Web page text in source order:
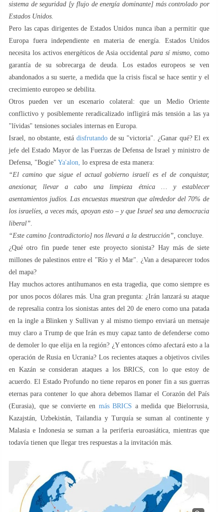
sistema de seguridad [y flujo de energía dominante] más controlado por
Estados Unidos.
Pero las capas dirigentes de Estados Unidos nunca iban a permitir que
Europa fuera independiente en materia de energía. Estados Unidos
necesita los activos energéticos de Asia occidental para sí mismo, como
garantía de su sobrecarga de deuda. Los estados europeos se ven
abandonados a su suerte, a medida que la crisis fiscal se hace sentir y el
crecimiento europeo se debilita.
Otros pueden ver un escenario colateral: que un Medio Oriente
conflictivo y posiblemente reradicalizado infligirá más tensión a las ya
"lívidas" tensiones sociales internas en Europa.
Israel, no obstante, está disfrutando de su "victoria". ¿Ganar qué? El ex
jefe del Estado Mayor de las Fuerzas de Defensa de Israel y ministro de
Defensa, "Bogie" Ya'alon, lo expresa de esta manera:
“El camino que sigue el actual gobierno israelí es el de conquistar,
anexionar, llevar a cabo una limpieza étnica … y establecer
asentamientos judíos. Las encuestas muestran que alrededor del 70% de
los israelíes, a veces más, apoyan esto – y que Israel sea una democracia
liberal”.
“Este camino [contradictorio] nos llevará a la destrucción”, concluye.
¿Qué otro fin puede tener este proyecto sionista? Hay más de siete
millones de palestinos entre el "Río y el Mar". ¿Van a desaparecer todos
del mapa?
Hay muchos actores antihumanos en esta tragedia, que como siempre es
por unos pocos dólares más. Una gran pregunta: ¿Irán lanzará su ataque
de represalia contra los sionistas antes del 20 de enero como una patada
en la ingle a Blinken y Sullivan y al mismo tiempo enviará un mensaje
muy claro a Trump de que Irán es muy capaz tanto de defenderse como
de demoler lo que elija en la región? ¿Y entonces cómo afectará esto a la
operación de Rusia en Ucrania? Los recientes ataques a objetivos civiles
en Kazán se consideran ataques a los BRICS, con lo que estoy de
acuerdo. El Estado Profundo no tiene reparos en poner fin a sus guerras
eternas para contener lo que ahora debemos llamar el Corazón del País
(Eurasia), que se convierte en más BRICS a medida que Bielorrusia,
Kazajstán, Uzbekistán, Tailandia y Turquía se suman al continente y
Malasia e Indonesia se suman a la periferia euroasiática, mientras que
todavía tienen que llegar tres respuestas a la invitación más.